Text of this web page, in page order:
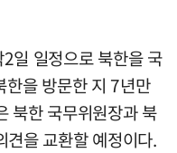
일 일정으로 북한을 국
을 방문한 지 7년만
북한 국무위원장과 북
견을 교환할 예정이다.